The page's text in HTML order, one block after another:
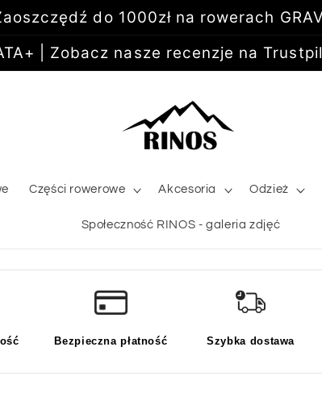
do 1000zł na rowerach
| Zobacz nasze recenzje na
Części rowerowe Akcesoria Odzież
Społeczność RINOS - galeria zdjęć
Bezpieczna płatność Szybka dostawa